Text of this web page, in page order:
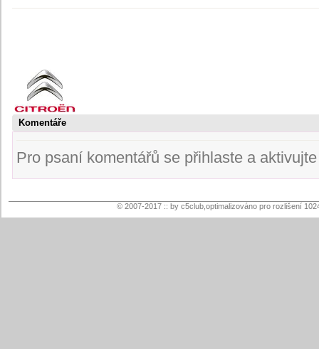
Komentáře
Pro psaní komentářů se přihlaste a
© 2007-2017 :: by c5club,optimalizováno pro rozlišení